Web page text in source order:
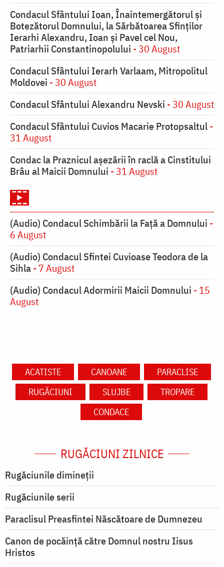
Condacul Sfântului Ioan, Înaintemergătorul şi
Botezătorul Domnului, la Sărbătoarea Sfinţilor
Ierarhi Alexandru, Ioan şi Pavel cel Nou,
Patriarhii Constantinopolului - 30 August
Condacul Sfântului Ierarh Varlaam, Mitropolitul
Moldovei - 30 August
Condacul Sfântului Alexandru Nevski - 30 August
Condacul Sfântului Cuvios Macarie Protopsaltul-
31 August
Condac la Praznicul aşezării în raclă a Cinstitului
Brâu al Maicii Domnului - 31 August
(Audio) Condacul Schimbării la Față a Domnului -
6 August
(Audio) Condacul Sfintei Cuvioase Teodora de la
Sihla- 7 August
(Audio) Condacul Adormirii Maicii Domnului - 15
August
ACATISTE CANOANE
PARACLISE
RUGĂCIUNI
SLUJBE
TROPARE
CONDACE
RUGĂCIUNI ZILNICE
Rugăciunile dimineții
Rugăciunile serii
Paraclisul Preasfintei Născătoare de Dumnezeu
Canon de pocăință către Domnul nostru Iisus
Hristos